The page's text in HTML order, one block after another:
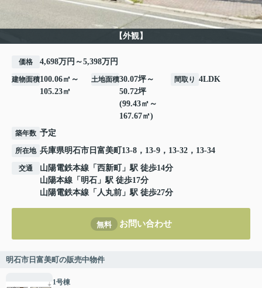
【外観】
価格 4,698万円～5,398万円
建物面積100.06㎡～
105.23㎡
土地面積30.07坪～
50.72坪
(99.43㎡～
167.67㎡)
間取り 4LDK
築年数 予定
所在地 兵庫県明石市 日富美町 13-8，13-9，13-32，13-34
交通 山陽電鉄本線 「 西新町
」駅 徒歩14分
山陽本線 「 明石 」駅 徒歩17分
山陽電鉄本線 「 人丸前 」駅 徒歩27分
無料 お問い合わせ
明石市日富美町の販売中物件
1号棟